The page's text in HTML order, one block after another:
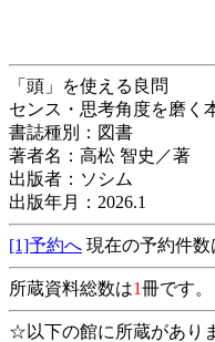
「頭」を使える良問 「
センス・思考角
書誌種別：図書
著者名：高松 智史／著
出版者：ソシム
出版年月：2026.1
[1]予約へ 現在の予約件数
所蔵資料総数は1冊です。
☆以下の館に所蔵があり